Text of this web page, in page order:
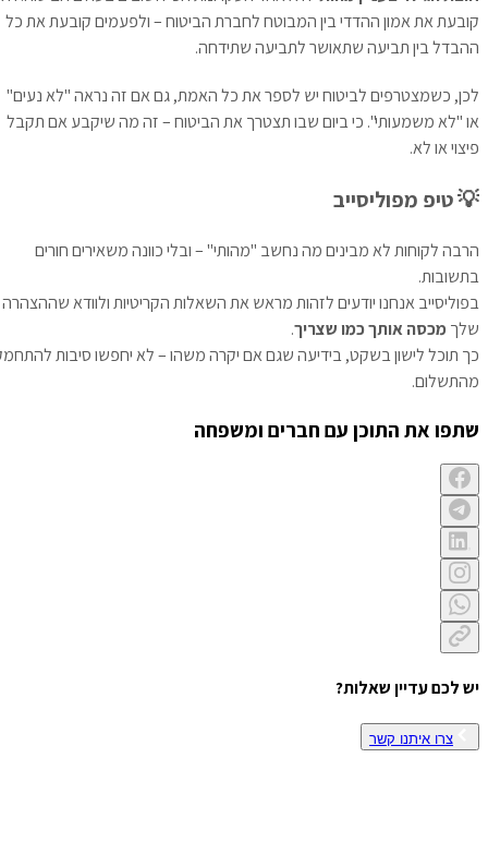
קובעת את אמון ההדדי בין המבוטח לחברת הביטוח – ולפעמים קובעת את כל
ההבדל בין תביעה שתאושר לתביעה שתידחה.
לכן, כשמצטרפים לביטוח יש לספר את כל האמת, גם אם זה נראה "לא נעים"
או "לא משמעותי". כי ביום שבו תצטרך את הביטוח – זה מה שיקבע אם תקבל
פיצוי או לא.
💡 טיפ מפוליסייב
הרבה לקוחות לא מבינים מה נחשב "מהותי" – ובלי כוונה משאירים חורים
בתשובות.
בפוליסייב אנחנו יודעים לזהות מראש את השאלות הקריטיות ולוודא שההצהרה
שלךמכסה אותך כמו שצריך.
כך תוכל לישון בשקט, בידיעה שגם אם יקרה משהו – לא יחפשו סיבות להתחמק
מהתשלום.
שתפו את התוכן עם חברים ומשפחה
יש לכם עדיין שאלות?
צרו איתנו קשר